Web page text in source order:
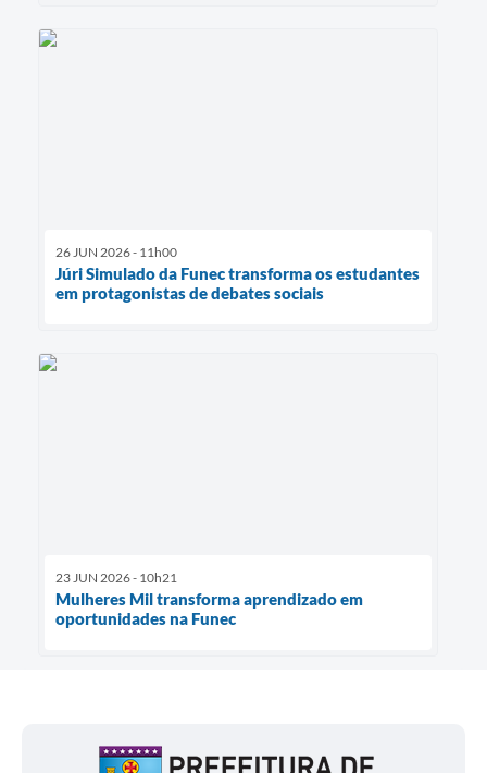
26 JUN 2026 - 11h00
Júri Simulado da Funec transforma os estudantes
em protagonistas de debates sociais
23 JUN 2026 - 10h21
Mulheres Mil transforma aprendizado em
oportunidades na Funec